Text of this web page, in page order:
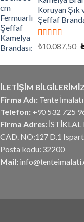
Koruyan Şık
Şeffaf
5 üzerinden
oy aldı
₺10.087,50 ₺
İLETİŞİM BİLGİLERİMİZ
Firma Adı: Tente İmalatı
Telefon: +90 532 725
Firma Adres:
CAD. NO:127 D.1
Posta kodu: 32200
Mail: